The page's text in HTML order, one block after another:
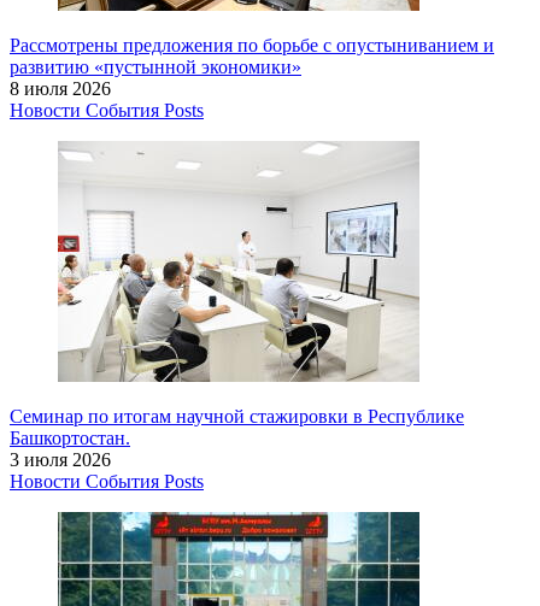
Рассмотрены предложения по борьбе с опустыниванием и
развитию «пустынной экономики»
8 июля 2026
Новости События Posts
Семинар по итогам научной стажировки в Республике
Башкортостан.
3 июля 2026
Новости События Posts